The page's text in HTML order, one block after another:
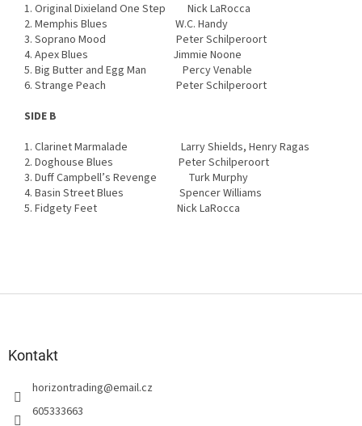
1. Original Dixieland One Step Nick LaRocca
2. Memphis Blues W.C. Handy
3. Soprano Mood Peter Schilperoort
4. Apex Blues Jimmie Noone
5. Big Butter and Egg Man Percy Venable
6. Strange Peach Peter Schilperoort
SIDE B
1. Clarinet Marmalade Larry Shields, Henry Ragas
2. Doghouse Blues Peter Schilperoort
3. Duff Campbell’s Revenge Turk Murphy
4. Basin Street Blues Spencer Williams
5. Fidgety Feet Nick LaRocca
Kontakt
horizontrading@email.cz
605333663